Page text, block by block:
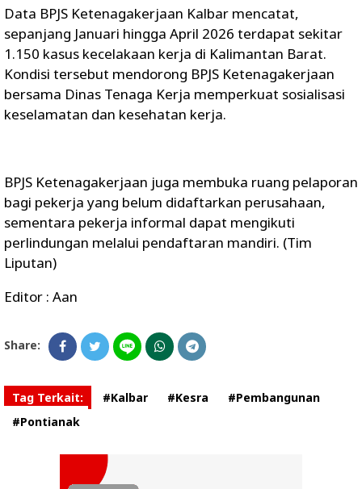
Data BPJS Ketenagakerjaan Kalbar mencatat,
sepanjang Januari hingga April 2026 terdapat sekitar
1.150 kasus kecelakaan kerja di Kalimantan Barat.
Kondisi tersebut mendorong BPJS Ketenagakerjaan
bersama Dinas Tenaga Kerja memperkuat sosialisasi
keselamatan dan kesehatan kerja.
BPJS Ketenagakerjaan juga membuka ruang pelaporan
bagi pekerja yang belum didaftarkan perusahaan,
sementara pekerja informal dapat mengikuti
perlindungan melalui pendaftaran mandiri. (Tim
Liputan)
Editor : Aan
Share:
Tag Terkait: #Kalbar #Kesra
#Pembangunan
#Pontianak